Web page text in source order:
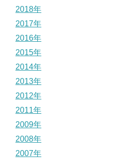
2018年
2017年
2016年
2015年
2014年
2013年
2012年
2011年
2009年
2008年
2007年